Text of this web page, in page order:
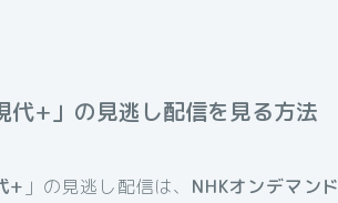
代+」の見逃し配信を見る方法
+ 」の見逃し配信は、 NHKオンデマンド